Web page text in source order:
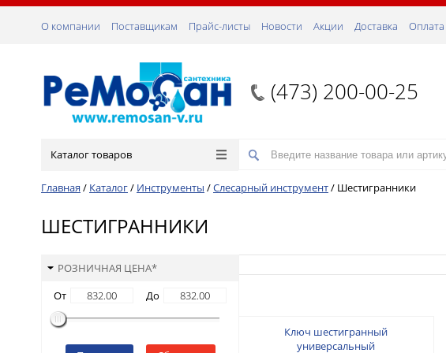
О компании Поставщикам Прайс-листы Новости Акции Доставка Оплата
(473) 200-00-25
Каталог товаров
Главная / Каталог/ Инструменты /Слесарный инструмент/ Шестигранники
ШЕСТИГРАННИКИ
РОЗНИЧНАЯ ЦЕНА*
От
До
Ключ шестигранный
универсальный